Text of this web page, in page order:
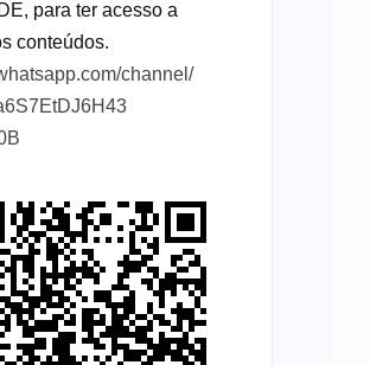
para ter acesso a
conteúdos.
channel/